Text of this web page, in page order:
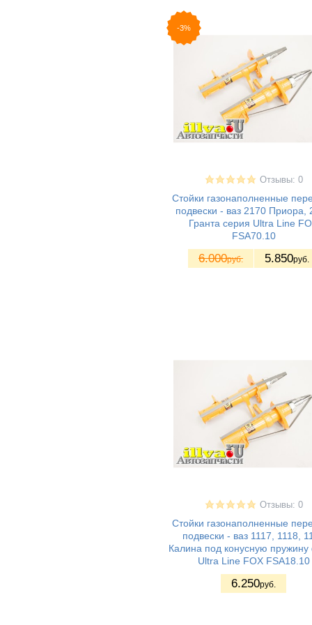
-3%
Отзывы: 0
Стойки газонаполненные
подвески - ваз 2170 Приора,
Гранта серия Ultra Line
FSA70.10
6.000руб. 5.850руб.
Отзывы: 0
Стойки газонаполненные
подвески - ваз 1117, 1118,
Калина под конусную пружину
Ultra Line FOX FSA18.10
6.250руб.